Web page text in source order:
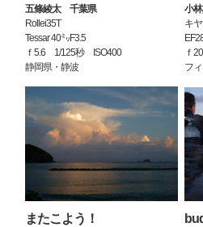
五條綾太 千葉県
Rollei35T
Tessar 40㍉F3.5
ｆ5.6 1/125秒 ISO400
静岡県・静波
小
キ
ｆ
フ
またこよう！